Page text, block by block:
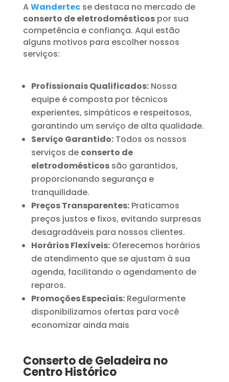
AWandertecse destaca no mercado de
conserto de eletrodomésticospor sua
competência e confiança. Aqui estão
alguns motivos para escolher nossos
serviços:
Profissionais Qualificados:Nossa
equipe é composta por técnicos
experientes, simpáticos e respeitosos,
garantindo um serviço de alta qualidade.
Serviço Garantido:Todos os nossos
serviços de conserto de
eletrodomésticossão garantidos,
proporcionando segurança e
tranquilidade.
Preços Transparentes:Praticamos
preços justos e fixos, evitando surpresas
desagradáveis para nossos clientes.
Horários Flexíveis:Oferecemos horários
de atendimento que se ajustam à sua
agenda, facilitando o agendamento de
reparos.
Promoções Especiais:Regularmente
disponibilizamos ofertas para você
economizar ainda mais
Conserto de Geladeira no
Centro Histórico